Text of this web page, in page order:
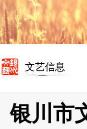
文艺信息
银川市